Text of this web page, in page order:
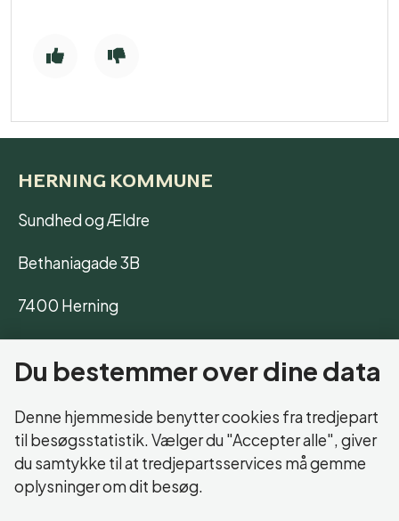
HERNING KOMMUNE
Sundhed og Ældre
Bethaniagade 3B
7400 Herning
CVR: 29 18 99 19
ANDRE RELEVANTE HJEMMESIDER
Aktivitetscentre og -huse
Ældre og seniorer
Du bestemmer over dine data
Denne hjemmeside benytter cookies fra tredjepart
til besøgsstatistik. Vælger du "Accepter alle", giver
du samtykke til at tredjepartsservices må gemme
oplysninger om dit besøg.